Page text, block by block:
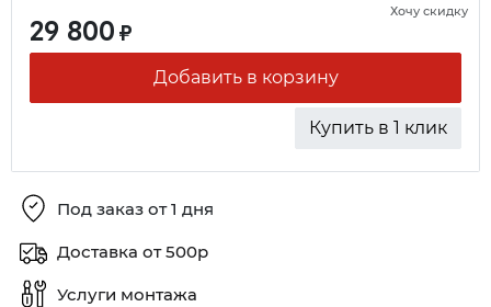
29 800 ₽
Добавить в корзину
Купить в 1 клик
Хочу скидку
Под заказ от 1 дня
Доставка от 500р
Услуги монтажа